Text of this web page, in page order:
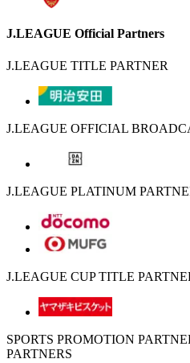
J.LEAGUE Official Partners
J.LEAGUE TITLE PARTNER
J.LEAGUE OFFICIAL
J.LEAGUE PLATINUM
J.LEAGUE CUP TITLE
SPORTS PROMOTION
PARTNERS